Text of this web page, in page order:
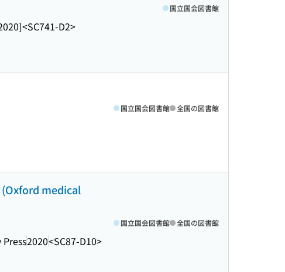
<SC741-D2>
国立国会図書館
国立国会図書館 全国の図書館
medical
2020<SC87-D10>
国立国会図書館 全国の図書館